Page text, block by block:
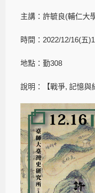
主講：許毓良(輔仁大
時間：2022/12/16(五
地點：勤308
說明：【戰爭, 記憶與